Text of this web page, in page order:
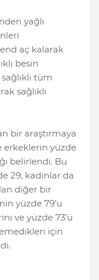
yağlı
aç kalarak
besin
tüm
sağlıklı
bir araştırmaya
erkeklerin yüzde
belirlendi. Bu
29, kadınlar da
diğer bir
yüzde 79’u
ve yüzde 73’ü
için